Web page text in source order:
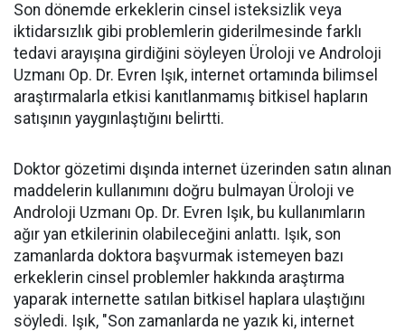
Son dönemde erkeklerin cinsel isteksizlik veya
iktidarsızlık gibi problemlerin giderilmesinde farklı
tedavi arayışına girdiğini söyleyen Üroloji ve Androloji
Uzmanı Op. Dr. Evren Işık, internet ortamında bilimsel
araştırmalarla etkisi kanıtlanmamış bitkisel hapların
satışının yaygınlaştığını belirtti.
Doktor gözetimi dışında internet üzerinden satın alınan
maddelerin kullanımını doğru bulmayan Üroloji ve
Androloji Uzmanı Op. Dr. Evren Işık, bu kullanımların
ağır yan etkilerinin olabileceğini anlattı. Işık, son
zamanlarda doktora başvurmak istemeyen bazı
erkeklerin cinsel problemler hakkında araştırma
yaparak internette satılan bitkisel haplara ulaştığını
söyledi. Işık, "Son zamanlarda ne yazık ki, internet